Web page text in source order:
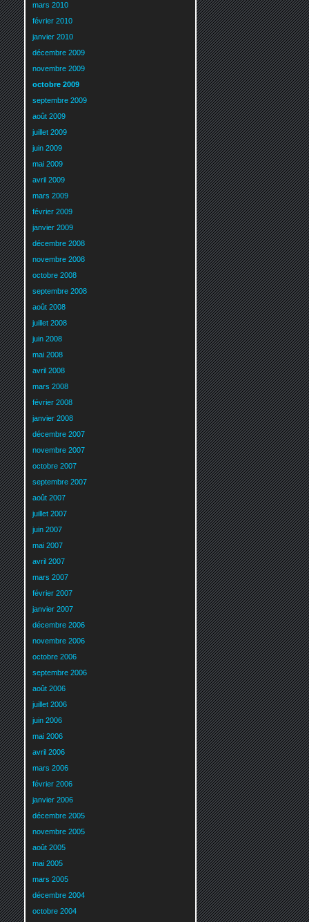
mars 2010
février 2010
janvier 2010
décembre 2009
novembre 2009
octobre 2009
septembre 2009
août 2009
juillet 2009
juin 2009
mai 2009
avril 2009
mars 2009
février 2009
janvier 2009
décembre 2008
novembre 2008
octobre 2008
septembre 2008
août 2008
juillet 2008
juin 2008
mai 2008
avril 2008
mars 2008
février 2008
janvier 2008
décembre 2007
novembre 2007
octobre 2007
septembre 2007
août 2007
juillet 2007
juin 2007
mai 2007
avril 2007
mars 2007
février 2007
janvier 2007
décembre 2006
novembre 2006
octobre 2006
septembre 2006
août 2006
juillet 2006
juin 2006
mai 2006
avril 2006
mars 2006
février 2006
janvier 2006
décembre 2005
novembre 2005
août 2005
mai 2005
mars 2005
décembre 2004
octobre 2004